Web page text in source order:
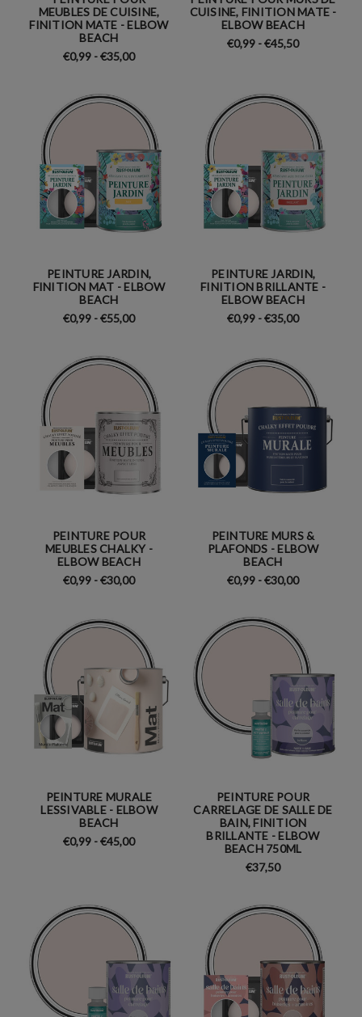
MEUBLES DE CUISINE,
FINITION MATE - ELBOW
BEACH
€0,99 - €35,00
CUISINE, FINITION MATE -
ELBOW BEACH
€0,99 - €45,50
PEINTURE JARDIN,
FINITION MAT - ELBOW
BEACH
€0,99 - €55,00
PEINTURE JARDIN,
FINITION BRILLANTE -
ELBOW BEACH
€0,99 - €35,00
PEINTURE POUR
MEUBLES CHALKY -
ELBOW BEACH
€0,99 - €30,00
PEINTURE MURS &
PLAFONDS - ELBOW
BEACH
€0,99 - €30,00
PEINTURE MURALE
LESSIVABLE - ELBOW
BEACH
€0,99 - €45,00
PEINTURE POUR
CARRELAGE DE SALLE DE
BAIN, FINITION
BRILLANTE - ELBOW
BEACH 750ML
€37,50